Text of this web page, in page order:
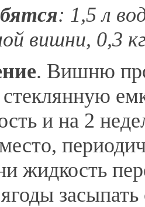
: 1,5 л
вишни, 0,3
. Вишню
и на 2
жидкость